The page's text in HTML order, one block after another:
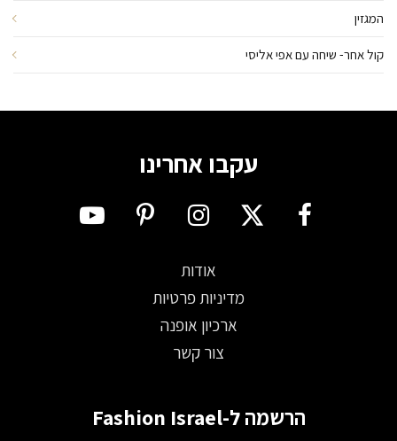
המגזין
קול אחר- שיחה עם אפי אליסי
עקבו אחרינו
אודות
מדיניות פרטיות
ארכיון אופנה
צור קשר
הרשמה ל-Fashion Israel